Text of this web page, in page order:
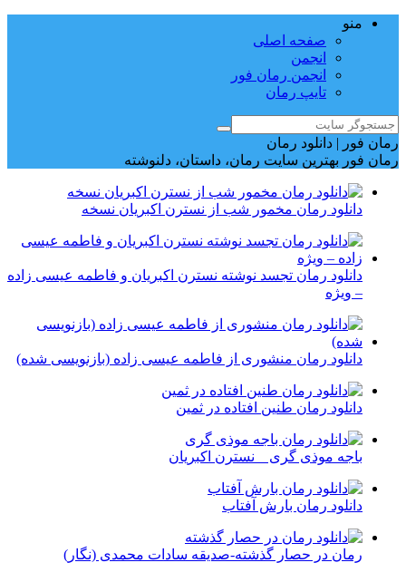
منو
صفحه اصلی
انجمن
انجمن رمان فور
تایپ رمان
رمان فور | دانلود رمان
رمان فور بهترین سایت رمان، داستان، دلنوشته
دانلود رمان مخمور شب از نسترن اکبریان نسخه
دانلود رمان تجسد نوشته نسترن اکبریان و فاطمه عیسی زاده
– ویژه
دانلود رمان منشوری از فاطمه عیسی زاده (بازنویسی شده)
دانلود رمان طنین افتاده در ثمین
باجه موذی گری _ نسترن اکبریان
دانلود رمان بارش آفتاب
رمان در حصار گذشته-صدیقه سادات محمدی (نگار)